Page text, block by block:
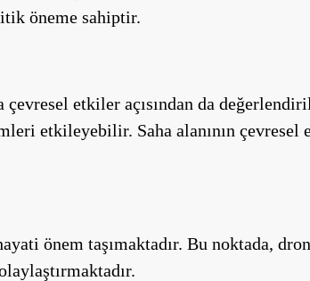
öneme sahiptir.
etkiler açısından da
etkileyebilir. Saha alanının
önem taşımaktadır. Bu noktada,